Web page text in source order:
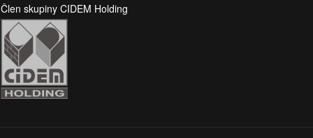
Člen skupiny CIDEM Holding